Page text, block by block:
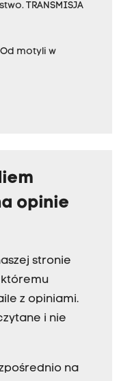
TRANSMISJA
motyli w
opinie
stronie
któremu
z opiniami.
i nie
na